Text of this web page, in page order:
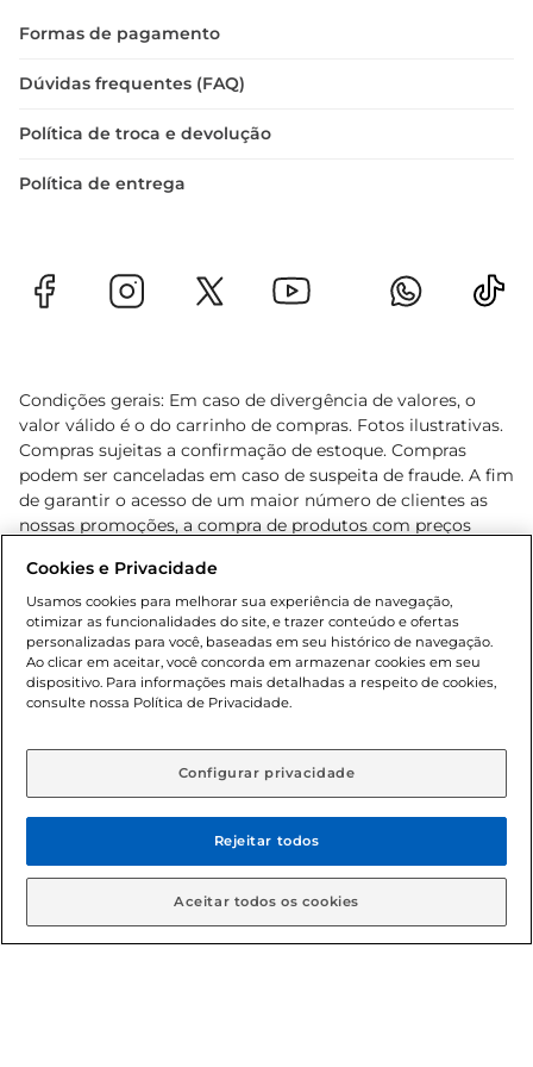
é uma escolha que traz alegria e satisfação para
que só a Bordon pode oferecer e transforme suas
Formas de pagamento
Dúvidas frequentes (FAQ)
Política de troca e devolução
Política de entrega
Condições gerais: Em caso de divergência de valores, o
valor válido é o do carrinho de compras. Fotos ilustrativas.
Compras sujeitas a confirmação de estoque. Compras
podem ser canceladas em caso de suspeita de fraude. A fim
de garantir o acesso de um maior número de clientes as
nossas promoções, a compra de produtos com preços
cliente. Os preços, ofertas e condições são exclusivos para
o e-commerce e válidos durante o dia de hoje, podendo
sofrer alterações sem prévia notificação. Proibida a venda
de bebidas alcoólicas para menores de 18 anos, conforme
Lei n.º 8069/90, art. 81, inciso II (Estatuto da Criança e do
Adolescente). Preços e condições exclusivos para o
aviso prévio. O valor mínimo para as compras on-line é de
© 2026 Copyright. Todos os direitos
reservados Gbarbosa.
Cookies e Privacidade
Usamos cookies para melhorar sua experiência de navegação,
otimizar as funcionalidades do site, e trazer conteúdo e ofertas
personalizadas para você, baseadas em seu histórico de navegação.
Ao clicar em aceitar, você concorda em armazenar cookies em seu
dispositivo. Para informações mais detalhadas a respeito de cookies,
consulte nossa Política de Privacidade.
Configurar privacidade
Rejeitar todos
Aceitar todos os cookies